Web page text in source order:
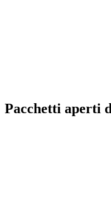
Pacchetti aperti